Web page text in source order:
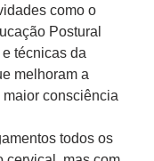
como o
Postural
técnicas da
melhoram a
maior consciência
todos os